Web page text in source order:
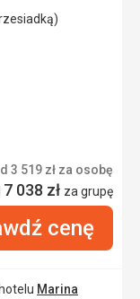
3 519 zł za osobę
7 038 zł za grupę
cenę
Marina